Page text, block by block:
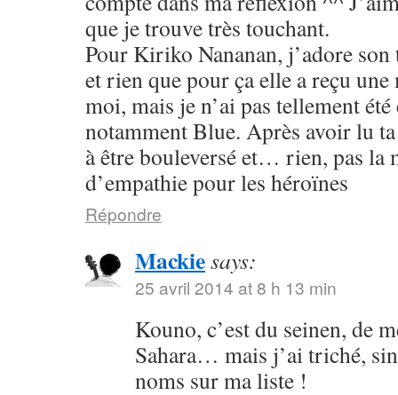
que je trouve très touchant.
Pour Kiriko Nananan, j’adore
et rien que pour ça elle a reçu
moi, mais je n’ai pas tellement
notamment Blue. Après avoir lu
à être bouleversé et… rien, pas la
d’empathie pour les héroïnes
Répondre
Mackiesays:
25 avril 2014 at 8 h 13 min
Kouno, c’est du seinen, de
Sahara… mais j’ai triché,
noms sur ma liste !